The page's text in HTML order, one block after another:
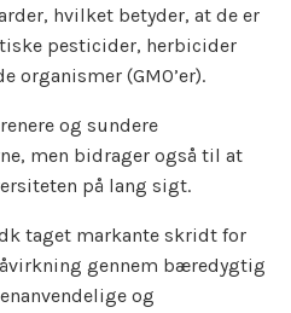
hvilket betyder, at de er
pesticider, herbicider
organismer (GMO’er).
og sundere
men bidrager også til at
på lang sigt.
taget markante skridt for
gennem bæredygtig
og